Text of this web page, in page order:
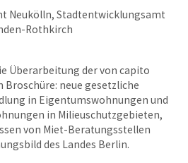
Neukölln, Stadtentwicklungsamt
Rothkirch
Überarbeitung der von capito
neue gesetzliche
in Eigentumswohnungen und
in Milieuschutzgebieten,
von Miet-Beratungsstellen
des Landes Berlin.